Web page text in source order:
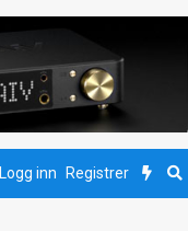
Logg inn Registrer